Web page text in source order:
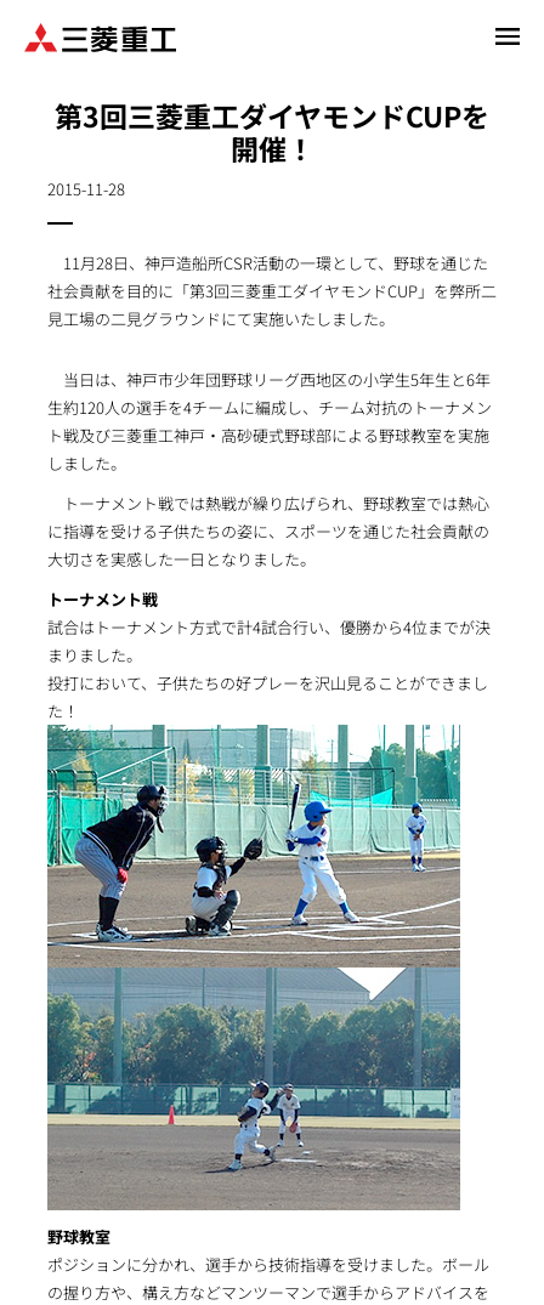
第3回三菱重工ダイヤモンドCUPを
開催！
2015-11-28
11月28日、神戸造船所CSR活動の一環として、野球を通じた
社会貢献を目的に「第3回三菱重工ダイヤモンドCUP」を弊所二
見工場の二見グラウンドにて実施いたしました。
当日は、神戸市少年団野球リーグ西地区の小学生5年生と6年
生約120人の選手を4チームに編成し、チーム対抗のトーナメン
ト戦及び三菱重工神戸・高砂硬式野球部による野球教室を実施
しました。
トーナメント戦では熱戦が繰り広げられ、野球教室では熱心
に指導を受ける子供たちの姿に、スポーツを通じた社会貢献の
大切さを実感した一日となりました。
トーナメント戦
試合はトーナメント方式で計4試合行い、優勝から4位までが決
まりました。
投打において、子供たちの好プレーを沢山見ることができまし
た！
野球教室
ポジションに分かれ、選手から技術指導を受けました。ボール
の握り方や、構え方などマンツーマンで選手からアドバイスを